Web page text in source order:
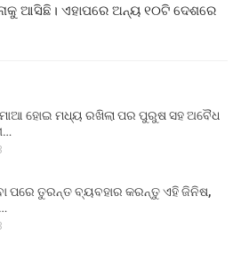
ଆସିଛି। ଏହାପରେ ଅନ୍ୟ ୧୦ଟି ଦେଶରେ
ମାଆ ହୋଇ ମଧ୍ୟ ରଖିଲା ପର ପୁରୁଷ ସହ ଅବୈଧ
ପରେ ତୁରନ୍ତ ବ୍ୟବହାର କରନ୍ତୁ ଏହି ଜିନିଷ,